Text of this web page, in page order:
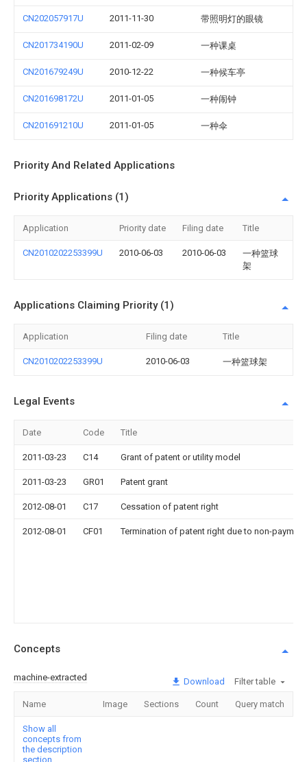
CN202057917U 2011-11-30 带照明灯的眼镜
CN201734190U 2011-02-09 一种课桌
CN201679249U 2010-12-22 一种候车亭
CN201698172U 2011-01-05 一种闹钟
CN201691210U 2011-01-05 一种伞
Priority And Related Applications
Priority Applications (1)
Application Priority date Filing date Title
CN2010202253399U 2010-06-03 2010-06-03
一种篮球
架
Applications Claiming Priority (1)
Application Filing date Title
CN2010202253399U 2010-06-03 一种篮球架
Legal Events
Date Code Title
2011-03-23 C14 Grant of patent or utility model
2011-03-23 GR01 Patent grant
2012-08-01 C17 Cessation of patent right
2012-08-01 CF01 Termination of patent right due to non-
Concepts
machine-extracted Download Filter table
Name Image Sections Count Query match
Show all
concepts from
the description
section